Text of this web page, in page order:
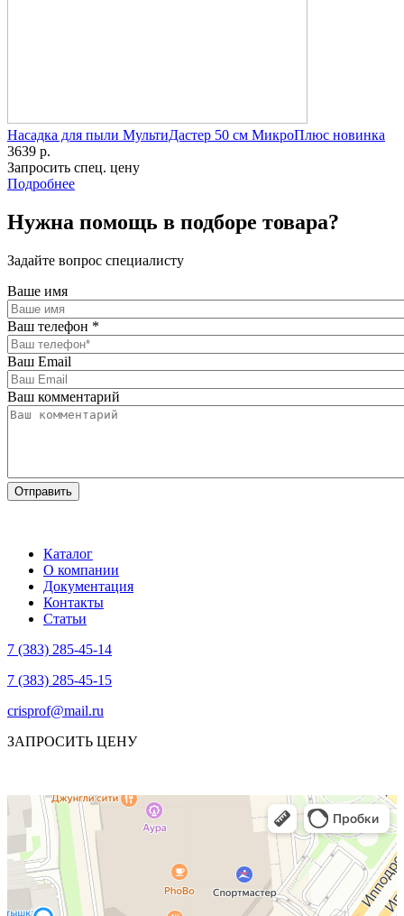
Насадка для пыли МультиДастер 50 см МикроПлюс новинка
3639 р.
Запросить спец. цену
Подробнее
Нужна помощь в подборе товара?
Задайте вопрос специалисту
Ваше имя
Ваш телефон *
Ваш Email
Ваш комментарий
Каталог
О компании
Документация
Контакты
Статьи
7 (383) 285-45-14
7 (383) 285-45-15
crisprof@mail.ru
ЗАПРОСИТЬ ЦЕНУ